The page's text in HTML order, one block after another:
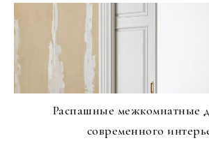
Распашные межкомнатные
современного